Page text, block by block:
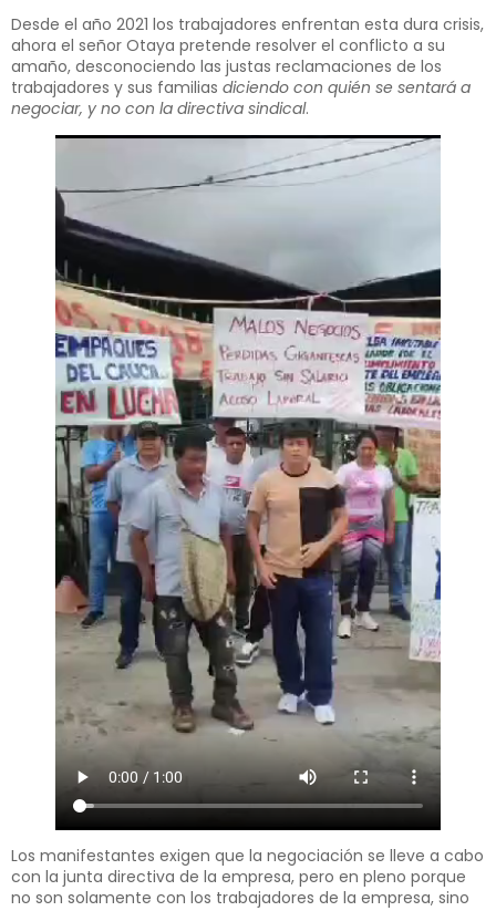
Desde el año 2021 los trabajadores enfrentan esta dura crisis,
ahora el señor Otaya pretende resolver el conflicto a su
amaño, desconociendo las justas reclamaciones de los
trabajadores y sus familias diciendo con quién se sentará a
negociar, y no con la directiva sindical.
Los manifestantes exigen que la negociación se lleve a cabo
con la junta directiva de la empresa, pero en pleno porque
no son solamente con los trabajadores de la empresa, sino